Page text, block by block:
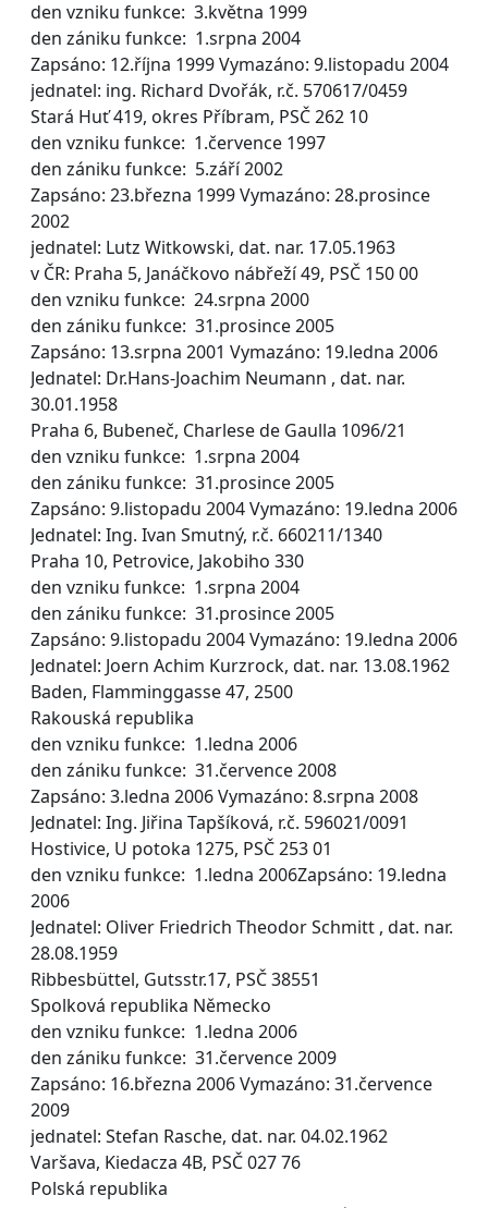
den vzniku funkce: 3.května 1999
den zániku funkce: 1.srpna 2004
Zapsáno: 12.října 1999 Vymazáno: 9.listopadu 2004
jednatel: ing. Richard Dvořák, r.č. 570617/0459
Stará Huť 419, okres Příbram, PSČ 262 10
den vzniku funkce: 1.července 1997
den zániku funkce: 5.září 2002
Zapsáno: 23.března 1999 Vymazáno: 28.prosince
2002
jednatel: Lutz Witkowski, dat. nar. 17.05.1963
v ČR: Praha 5, Janáčkovo nábřeží 49, PSČ 150 00
den vzniku funkce: 24.srpna 2000
den zániku funkce: 31.prosince 2005
Zapsáno: 13.srpna 2001 Vymazáno: 19.ledna 2006
Jednatel: Dr.Hans-Joachim Neumann , dat. nar.
30.01.1958
Praha 6, Bubeneč, Charlese de Gaulla 1096/21
den vzniku funkce: 1.srpna 2004
den zániku funkce: 31.prosince 2005
Zapsáno: 9.listopadu 2004 Vymazáno: 19.ledna 2006
Jednatel: Ing. Ivan Smutný, r.č. 660211/1340
Praha 10, Petrovice, Jakobiho 330
den vzniku funkce: 1.srpna 2004
den zániku funkce: 31.prosince 2005
Zapsáno: 9.listopadu 2004 Vymazáno: 19.ledna 2006
Jednatel: Joern Achim Kurzrock, dat. nar. 13.08.1962
Baden, Flamminggasse 47, 2500
Rakouská republika
den vzniku funkce: 1.ledna 2006
den zániku funkce: 31.července 2008
Zapsáno: 3.ledna 2006 Vymazáno: 8.srpna 2008
Jednatel: Ing. Jiřina Tapšíková, r.č. 596021/0091
Hostivice, U potoka 1275, PSČ 253 01
den vzniku funkce: 1.ledna 2006Zapsáno: 19.ledna
2006
Jednatel: Oliver Friedrich Theodor Schmitt , dat. nar.
28.08.1959
Ribbesbüttel, Gutsstr.17, PSČ 38551
Spolková republika Německo
den vzniku funkce: 1.ledna 2006
den zániku funkce: 31.července 2009
Zapsáno: 16.března 2006 Vymazáno: 31.července
2009
jednatel: Stefan Rasche, dat. nar. 04.02.1962
Varšava, Kiedacza 4B, PSČ 027 76
Polská republika